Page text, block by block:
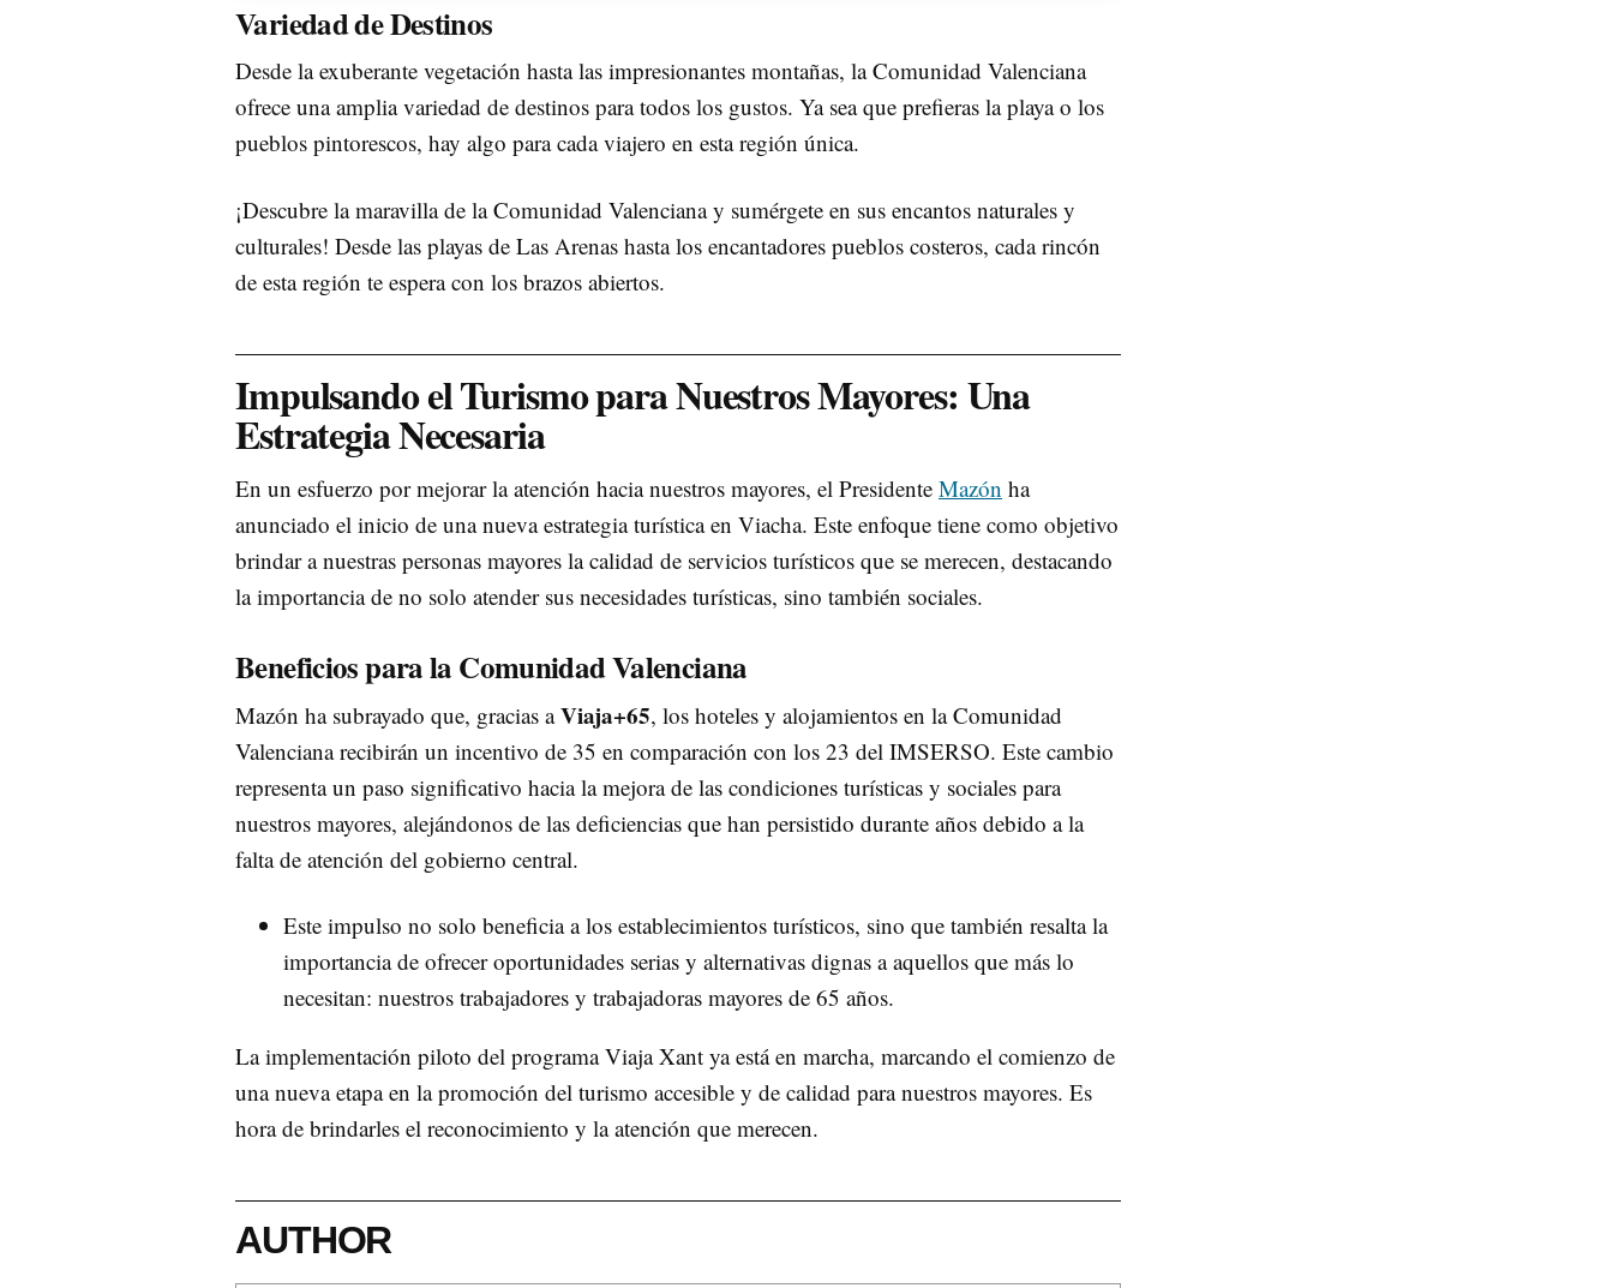
Variedad de Destinos
Desde la exuberante vegetación hasta las impresionantes montañas, la Comunidad Valenciana
ofrece una amplia variedad de destinos para todos los gustos. Ya sea que prefieras la playa o los
pueblos pintorescos, hay algo para cada viajero en esta región única.
¡Descubre la maravilla de la Comunidad Valenciana y sumérgete en sus encantos naturales y
culturales! Desde las playas de Las Arenas hasta los encantadores pueblos costeros, cada rincón
de esta región te espera con los brazos abiertos.
Impulsando el Turismo para Nuestros Mayores: Una
Estrategia Necesaria
En un esfuerzo por mejorar la atención hacia nuestros mayores, el Presidente Mazón ha
anunciado el inicio de una nueva estrategia turística en Viacha. Este enfoque tiene como objetivo
brindar a nuestras personas mayores la calidad de servicios turísticos que se merecen, destacando
la importancia de no solo atender sus necesidades turísticas, sino también sociales.
Beneficios para la Comunidad Valenciana
Mazón ha subrayado que, gracias aViaja+65, los hoteles y alojamientos en la Comunidad
Valenciana recibirán un incentivo de 35 en comparación con los 23 del IMSERSO. Este cambio
representa un paso significativo hacia la mejora de las condiciones turísticas y sociales para
nuestros mayores, alejándonos de las deficiencias que han persistido durante años debido a la
falta de atención del gobierno central.
Este impulso no solo beneficia a los establecimientos turísticos, sino que también resalta la
importancia de ofrecer oportunidades serias y alternativas dignas a aquellos que más lo
necesitan: nuestros trabajadores y trabajadoras mayores de 65 años.
La implementación piloto del programa Viaja Xant ya está en marcha, marcando el comienzo de
una nueva etapa en la promoción del turismo accesible y de calidad para nuestros mayores. Es
hora de brindarles el reconocimiento y la atención que merecen.
AUTHOR